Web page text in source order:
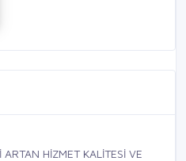
HİZMET KALİTESİ VE